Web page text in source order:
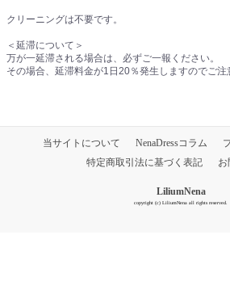
クリーニングは不要です。
＜延滞について＞
万が一延滞される場合は、必ずご一報ください。
その場合、延滞料金が1日20％発生しますのでご注
当サイトについて NenaDressコラム
特定商取引法に基づく表記
お
LiliumNena
copyright (c) LiliumNena all rights reserved.